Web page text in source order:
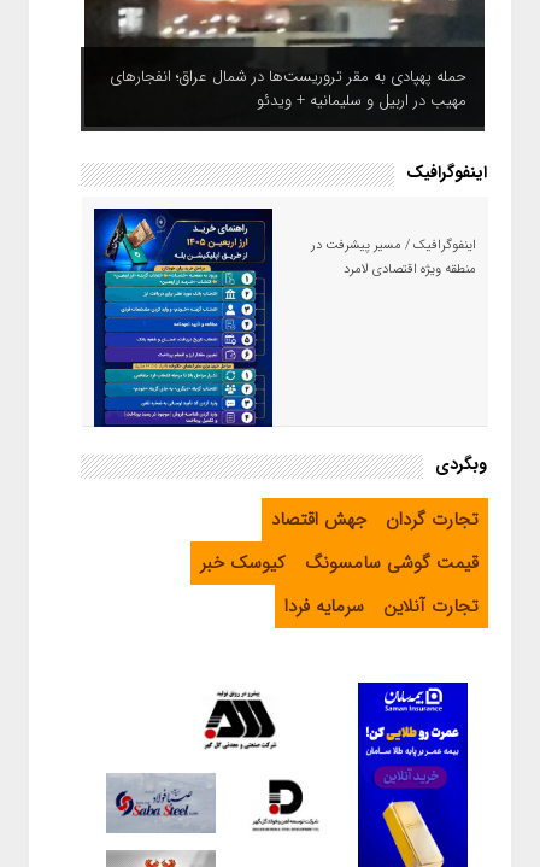
حمله پهپادی به مقر تروریست‌ها در شمال عراق؛ انفجارهای
مهیب در اربیل و سلیمانیه + ویدئو
اینفوگرافیک
اینفوگرافیک / مسیر پیشرفت در
منطقه ویژه اقتصادی لامرد
اینفوگرافیک / راهنمای خرید ارز
اربعین از طریق اپلیکیشن بله
وبگردی
تجارت گردان
جهش اقتصاد
قیمت گوشی سامسونگ
کیوسک خبر
تجارت آنلاین
سرمایه فردا